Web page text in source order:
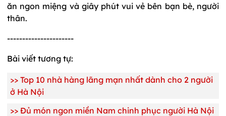
ăn ngon miệng và giây phút vui vẻ bên bạn bè, người
thân.
----------------------
Bài viết tương tự:
>> Top 10 nhà hàng lãng mạn nhất dành cho 2 người
ở Hà Nội
>> Đủ món ngon miền Nam chinh phục người Hà Nội